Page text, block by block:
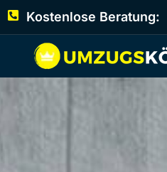
Kostenlose Beratung: